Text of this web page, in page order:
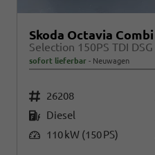
Skoda Octavia Combi
sofort lieferbar Neuwagen
Fahrzeugnr. 26208
Kraftstoff Diesel
Leistung 110 kW (150 PS)